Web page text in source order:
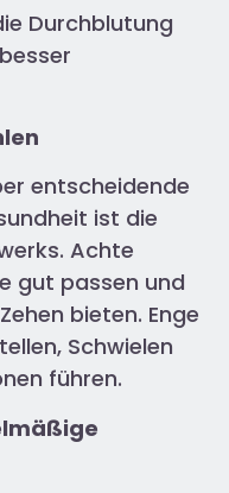
Durchblutung
entscheidende
ist die
Achte
gut passen und
bieten. Enge
Schwielen
führen.